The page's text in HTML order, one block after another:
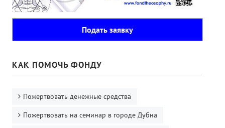
Подать заявку
КАК ПОМОЧЬ ФОНДУ
Пожертвовать денежные средства
Пожертвовать на семинар в городе Дубна